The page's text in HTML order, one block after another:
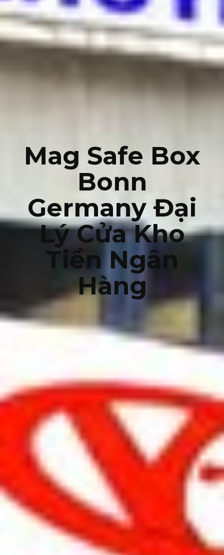
Mag Safe Box
Bonn
Germany Đại
Lý Cửa Kho
Tiền Ngân
Hàng